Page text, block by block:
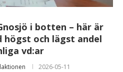
i botten – här är
högst och lägst andel
vd:ar
2026-05-11